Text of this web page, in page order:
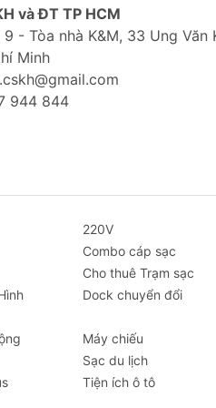
kế mỏng nhẹ:Thuận tiện
vệ toàn diện:Chất liệu PU,
trượt:
Giúp giữ cho iPad
năng gập linh hoạt:
Cho
tác dễ dàng:
Các cổng kết
nên chọn Bao da
và ĐT TP HCM
9 - Tòa nhà K&M, 33 Ung Văn
Minh
944 844
220V
Combo cáp sạc
Cho thuê Trạm sạc
Dock chuyển đổi
Máy chiếu
Sạc du lịch
Tiện ích ô tô